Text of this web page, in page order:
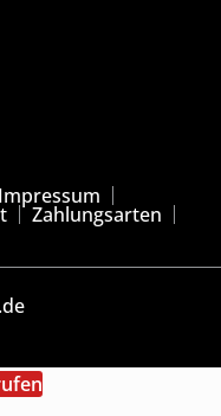
Impressum
Zahlungsarten